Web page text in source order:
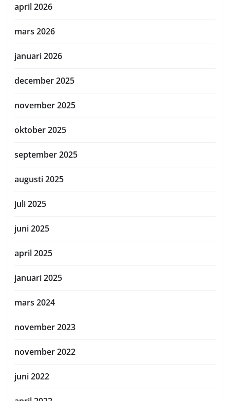
april 2026
mars 2026
januari 2026
december 2025
november 2025
oktober 2025
september 2025
augusti 2025
juli 2025
juni 2025
april 2025
januari 2025
mars 2024
november 2023
november 2022
juni 2022